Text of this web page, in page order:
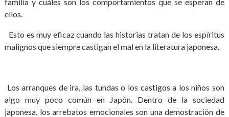
ellos.
Esto es muy eficaz cuando las historias tratan de los espíritus
malignos que siempre castigan el mal en la literatura japonesa.
Los arranques de ira, las tundas o los castigos a los niños son
algo muy poco común en Japón. Dentro de la sociedad
japonesa, los arrebatos emocionales son una demostración de